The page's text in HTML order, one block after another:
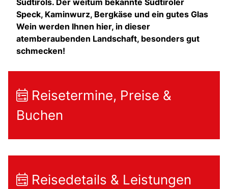
Südtirols. Der weitum bekannte Südtiroler
Speck, Kaminwurz, Bergkäse und ein gutes Glas
Wein werden Ihnen hier, in dieser
atemberaubenden Landschaft, besonders gut
schmecken!
Reisetermine, Preise &
Buchen
Reisedetails & Leistungen